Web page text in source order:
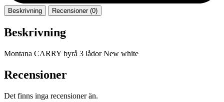
Beskrivning Recensioner (0)
Beskrivning
Montana CARRY byrå 3 lådor New white
Recensioner
Det finns inga recensioner än.